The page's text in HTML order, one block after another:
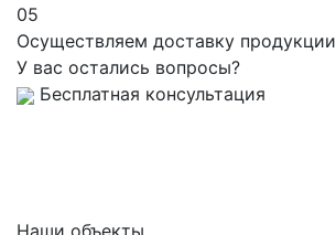
05
Осуществляем доставку продукции
У вас остались вопросы?
Бесплатная консультация
Наши объекты